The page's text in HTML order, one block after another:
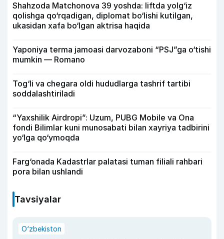
Shahzoda Matchonova 39 yoshda: liftda yolg‘iz
qolishga qo‘rqadigan, diplomat bo‘lishi kutilgan,
ukasidan xafa bo‘lgan aktrisa haqida
Yaponiya terma jamoasi darvozaboni “PSJ”ga o‘tishi
mumkin — Romano
Tog‘li va chegara oldi hududlarga tashrif tartibi
soddalashtiriladi
“Yaxshilik Airdropi”: Uzum, PUBG Mobile va Ona
fondi Bilimlar kuni munosabati bilan xayriya tadbirini
yo‘lga qo‘ymoqda
Farg‘onada Kadastrlar palatasi tuman filiali rahbari
pora bilan ushlandi
Tavsiyalar
O‘zbekiston